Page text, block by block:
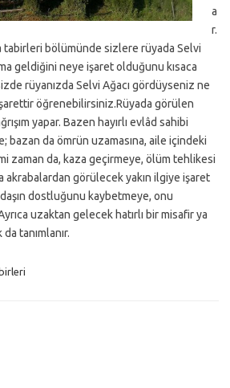
a
r.
tabirleri bölümünde sizlere rüyada Selvi
geldiğini neye işaret olduğunu kısaca
rüyanızda Selvi Ağacı gördüyseniz ne
öğrenebilirsiniz.Rüyada görülen
yapar. Bazen hayırlı evlâd sahibi
bazan da ömrün uzamasına, aile içindeki
zaman da, kaza geçirmeye, ölüm tehlikesi
akrabalardan görülecek yakın ilgiye işaret
dostluğunu kaybetmeye, onu
uzaktan gelecek hatırlı bir misafir ya
tanımlanır.